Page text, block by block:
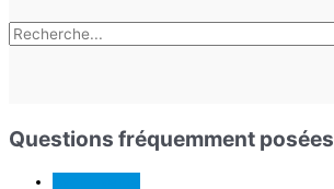
Questions fréquemment posées